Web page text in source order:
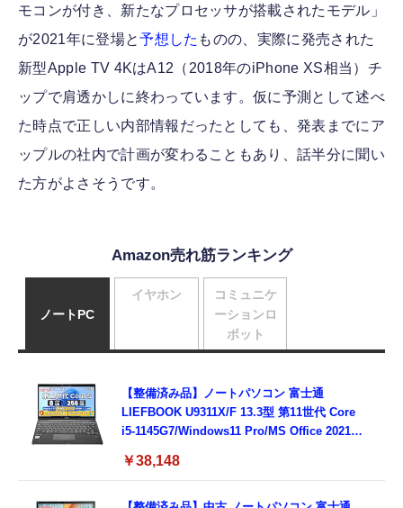
モコンが付き、新たなプロセッサが搭載されたモデル」
が2021年に登場と予想した ものの、実際に発売された
新型Apple TV 4KはA12（2018年のiPhone XS相当）チ
ップで肩透かしに終わっています。仮に予測として述べ
た時点で正しい内部情報だったとしても、発表までにア
ップルの社内で計画が変わることもあり、話半分に聞い
た方がよさそうです。
Amazon売れ筋ランキング
ノートPC
【整備済み品】ノートパソコン 富士通
LIEFBOOK U9311X/F 13.3型 第11世代 Core
i5-1145G7/Windows11 Pro/MS Office 2021搭
Type-C/360度回転対応/有線静音マウス付
￥38,148
イヤホン
コミュニケ
ーションロ
ボット